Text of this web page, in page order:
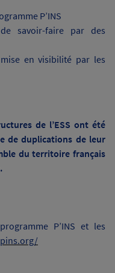
P’INS
savoir-faire par des
en visibilité par les
de l’ESS ont été
de duplications de leur
du territoire français
P’INS et les